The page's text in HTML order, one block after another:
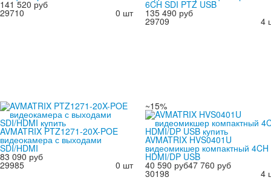
141 520 руб
0 шт
29710
6CH SDI PTZ USB
135 490 руб
4
29709
AVMATRIX PTZ1271-20X-POE
видеокамера с выходами
SDI/HDMI
83 090 руб
0 шт
29985
~15%
AVMATRIX HVS0401U
видеомикшер компактный 4CH
HDMI/DP USB
40 590 руб47 760 руб
4
30198